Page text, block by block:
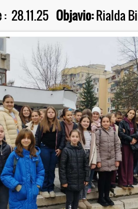
: 28.11.25 Objavio:Rialda